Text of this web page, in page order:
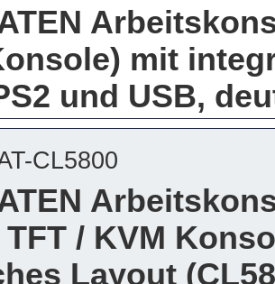
mit
und USB,
CL5800
/ KVM
Layout